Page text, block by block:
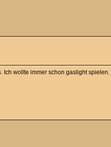
wollte immer schon gaslight